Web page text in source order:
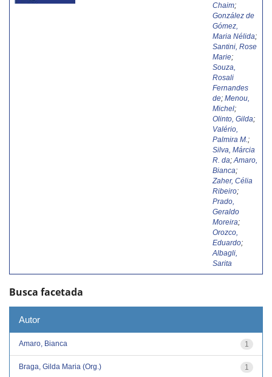
Chaim;
González de
Gómez,
Maria Nélida;
Santini, Rose
Marie;
Souza,
Rosali
Fernandes
de; Menou,
Michel;
Olinto, Gilda;
Valério,
Palmira M. ;
Silva, Márcia
R. da; Amaro,
Bianca;
Zaher, Célia
Ribeiro;
Prado,
Geraldo
Moreira;
Orozco,
Eduardo;
Albagli,
Sarita
Busca facetada
Autor
1
Amaro, Bianca
1
Braga, Gilda Maria (Org.)